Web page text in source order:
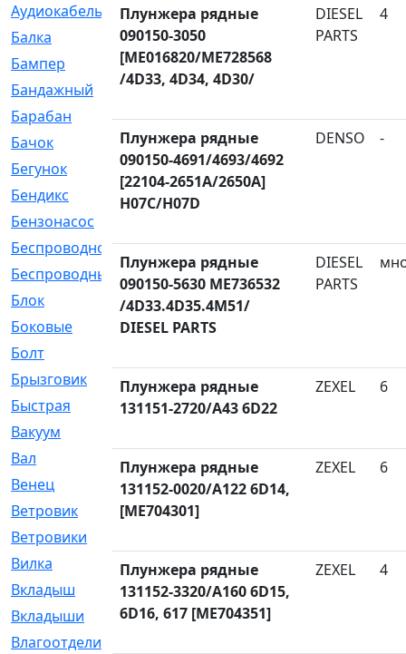
Аудиокабель
[2]
Балка
[58]
Бампер
[137]
Бандажный
[6]
Барабан
[5]
Бачок
[40]
Бегунок
[21]
Бендикс
[26]
Бензонасос
Беспроводное
[2]
Беспроводные
[1]
Блок
[81]
Боковые
[4]
Болт
Брызговик
[77]
Быстрая
[2]
Вакуум
Вал
Венец
[16]
Ветровик
[132]
Ветровики
Вилка
[15]
Вкладыш
[41]
Вкладыши
[1131]
Влагоотделитель
Плунжера рядные
090150-3050
[ME016820/ME728568
/4D33, 4D34, 4D30/
DIESEL
PARTS
4
Плунжера рядные
090150-4691/4693/4692
[22104-2651A/2650A]
H07C/H07D
DENSO -
Плунжера рядные
090150-5630 ME736532
/4D33.4D35.4M51/
DIESEL PARTS
DIESEL
PARTS
Плунжера рядные
131151-2720/A43 6D22
ZEXEL 6
Плунжера рядные
131152-0020/A122 6D14,
[ME704301]
ZEXEL 6
Плунжера рядные
131152-3320/A160 6D15,
6D16, 617 [ME704351]
ZEXEL 4